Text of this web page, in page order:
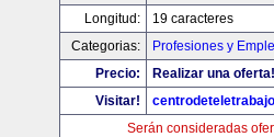
Longitud:
19 caracteres
Categorias:
Profesiones y
Precio:
Realizar una oferta!
Visitar!
Serán consideradas